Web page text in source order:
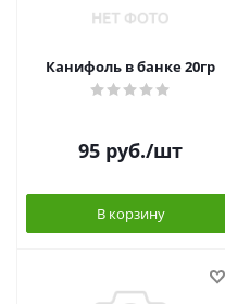
Канифоль в банке 20гр
95 руб./шт
В корзину